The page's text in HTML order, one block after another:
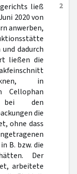
2
ließ
2020 von
anwerben,
dadurch
ließen die
in
Cellophan
bei den
die
ohne dass
B. bzw. die
Der
arbeitete